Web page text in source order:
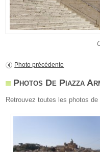
Photo précédente
Photos De Piazza
Retrouvez toutes les photos de